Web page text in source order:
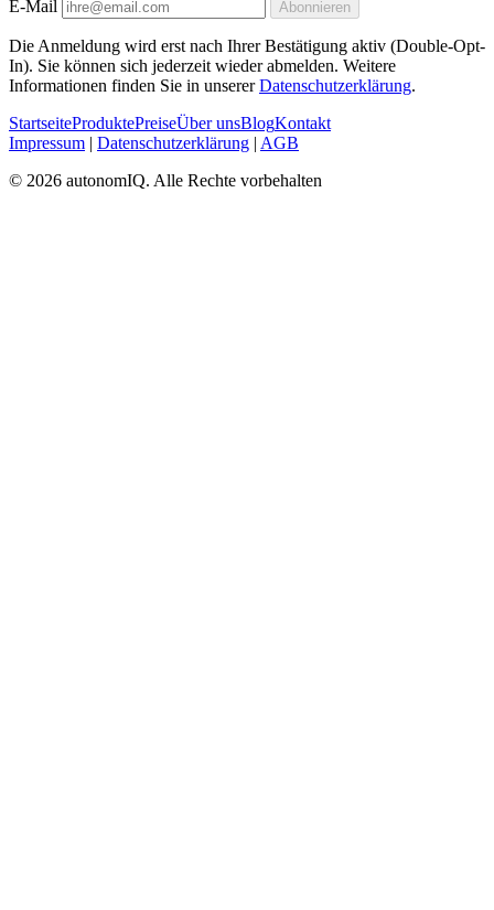
E-Mail Abonnieren
Die Anmeldung wird erst nach Ihrer Bestätigung aktiv (Double-Opt-
In). Sie können sich jederzeit wieder abmelden. Weitere
Informationen finden Sie in unsererDatenschutzerklärung.
StartseiteProduktePreiseÜber unsBlogKontakt
Impressum | Datenschutzerklärung | AGB
© 2026 autonomIQ. Alle Rechte vorbehalten